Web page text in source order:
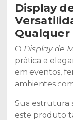
Display
Qualquer
O Display de
prática e
em eventos,
ambientes
Sua estrutura
este produto